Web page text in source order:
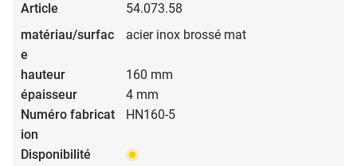
54.073.58
acier inox brossé mat
160 mm
4 mm
HN160-5